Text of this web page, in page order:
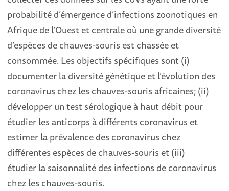
probabilité d’émergence d’infections zoonotiques en
Afrique de l’Ouest et centrale où une grande diversité
d’espèces de chauves-souris est chassée et
consommée. Les objectifs spécifiques sont (i)
documenter la diversité génétique et l’évolution des
coronavirus chez les chauves-souris africaines; (ii)
développer un test sérologique à haut débit pour
étudier les anticorps à différents coronavirus et
estimer la prévalence des coronavirus chez
différentes espèces de chauves-souris et (iii)
étudier la saisonnalité des infections de coronavirus
chez les chauves-souris.